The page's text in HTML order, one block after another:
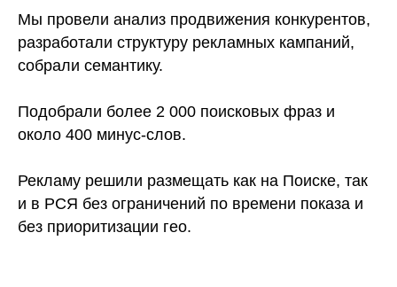
Мы провели анализ продвижения конкурентов,
разработали структуру рекламных кампаний,
собрали семантику.
Подобрали более 2 000 поисковых фраз и
около 400 минус-слов.
Рекламу решили размещать как на Поиске, так
и в РСЯ без ограничений по времени показа и
без приоритизации гео.